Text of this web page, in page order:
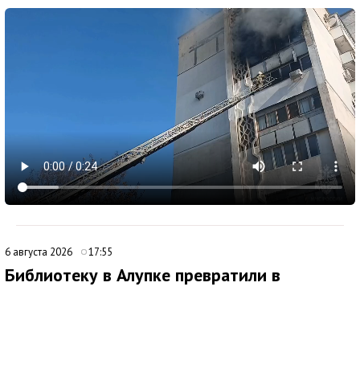
6 августа 2026 17:55
Библиотеку в Алупке превратили в